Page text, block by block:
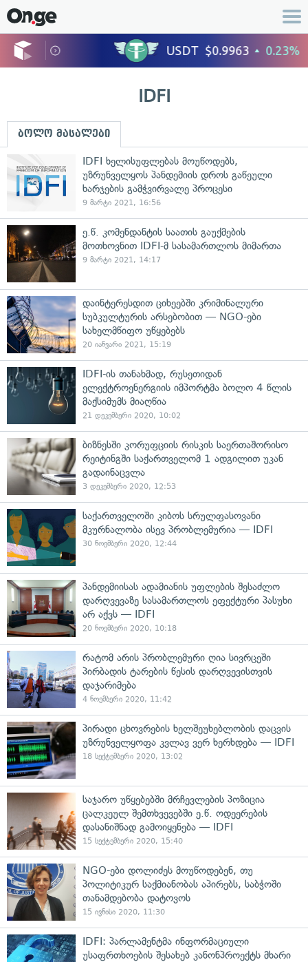
IDFI
ბოლო მასალები
IDFI ხელისუფლებას მოუწოდებს,
უზრუნველყოს პანდემიის დროს გაწეული
ხარჯების გამჭვირვალე პროცესი
9 მარტი 2021, 16:56
ე.წ. კომენდანტის საათის გაუქმების
მოთხოვნით IDFI-მ სასამართლოს მიმართა
9 მარტი 2021, 14:17
დაინტერესდით ციხეებში კრიმინალური
სუბკულტურის არსებობით — NGO-ები
სახელმწიფო უწყებებს
20 იანვარი 2021, 15:19
IDFI-ის თანახმად, რუსეთიდან
ელექტროენერგიის იმპორტმა ბოლო 4 წლის
მაქსიმუმს მიაღწია
21 დეკემბერი 2020, 10:02
ბიზნესში კორუფციის რისკის საერთაშორისო
რეიტინგში საქართველომ 1 ადგილით უკან
გადაინაცვლა
3 დეკემბერი 2020, 12:53
საქართველოში კიბოს სრულფასოვანი
მკურნალობა ისევ პრობლემურია — IDFI
30 ნოემბერი 2020, 12:44
პანდემიისას ადამიანის უფლების შესაძლო
დარღვევაზე სასამართლოს ეფექტური პასუხი
არ აქვს — IDFI
20 ნოემბერი 2020, 10:18
რატომ არის პრობლემური ღია სივრცეში
პირბადის ტარების წესის დარღვევისთვის
დაჯარიმება
4 ნოემბერი 2020, 11:42
პირადი ცხოვრების ხელშეუხებლობის დაცვის
უზრუნველყოფა კვლავ ვერ ხერხდება — IDFI
18 სექტემბერი 2020, 13:02
საჯარო უწყებებში მრჩევლების პოზიცია
ცალკეულ შემთხვევებში ე.წ. ოდეერების
დასანიშნად გამოიყენება — IDFI
15 სექტემბერი 2020, 15:40
NGO-ები დოლიძეს მოუწოდებენ, თუ
პოლიტიკურ საქმიანობას აპირებს, საბჭოში
თანამდებობა დატოვოს
15 ივნისი 2020, 11:30
IDFI: პარლამენტმა ინფორმაციული
უსაფრთხოების შესახებ კანონპროექტს მხარი